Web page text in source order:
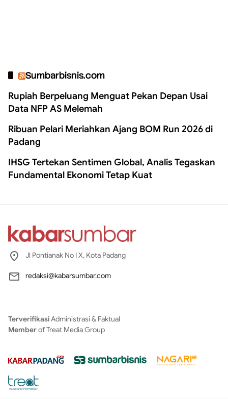
Sumbarbisnis.com
Rupiah Berpeluang Menguat Pekan Depan Usai
Data NFP AS Melemah
Ribuan Pelari Meriahkan Ajang BOM Run 2026 di
Padang
IHSG Tertekan Sentimen Global, Analis Tegaskan
Fundamental Ekonomi Tetap Kuat
Jl Pontianak No I X, Kota Padang
redaksi@kabarsumbar.com
TerverifikasiAdministrasi & Faktual
Memberof Treat Media Group